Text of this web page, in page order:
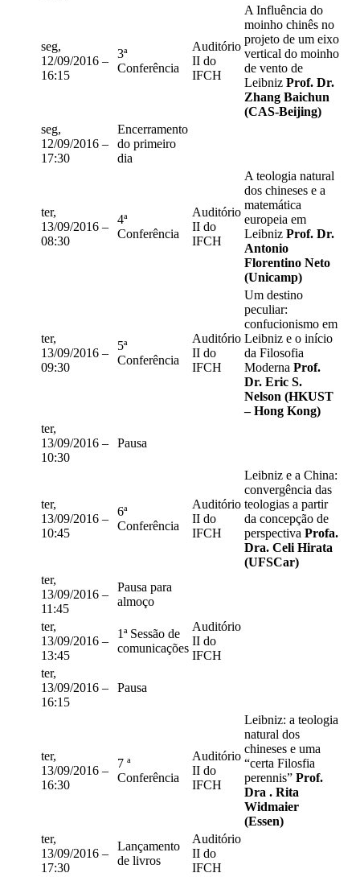
seg,
12/09/2016 –
16:15
3ª
Conferência
Auditório
II do
IFCH
A Influência do
moinho chinês no
projeto de um eixo
vertical do moinho
de vento de
Leibniz Prof. Dr.
Zhang Baichun
(CAS-Beijing)
seg,
12/09/2016 –
17:30
Encerramento
do primeiro
dia
ter,
13/09/2016 –
08:30
4ª
Conferência
Auditório
II do
IFCH
A teologia natural
dos chineses e a
matemática
europeia em
Leibniz Prof. Dr.
Antonio
Florentino Neto
(Unicamp)
ter,
13/09/2016 –
09:30
5ª
Conferência
Auditório
II do
IFCH
Um destino
peculiar:
confucionismo em
Leibniz e o início
da Filosofia
Moderna Prof.
Dr. Eric S.
Nelson (HKUST
– Hong Kong)
ter,
13/09/2016 –
10:30
Pausa
ter,
13/09/2016 –
10:45
6ª
Conferência
Auditório
II do
IFCH
Leibniz e a China:
convergência das
teologias a partir
da concepção de
perspectiva Profa.
Dra. Celi Hirata
(UFSCar)
ter,
13/09/2016 –
11:45
Pausa para
almoço
ter,
13/09/2016 –
13:45
1ª Sessão de
comunicações
Auditório
II do
IFCH
ter,
13/09/2016 –
16:15
Pausa
ter,
13/09/2016 –
16:30
7 ª
Conferência
Auditório
II do
IFCH
Leibniz: a teologia
natural dos
chineses e uma
“certa Filosfia
perennis” Prof.
Dra . Rita
Widmaier
(Essen)
ter,
13/09/2016 –
17:30
Lançamento
de livros
Auditório
II do
IFCH